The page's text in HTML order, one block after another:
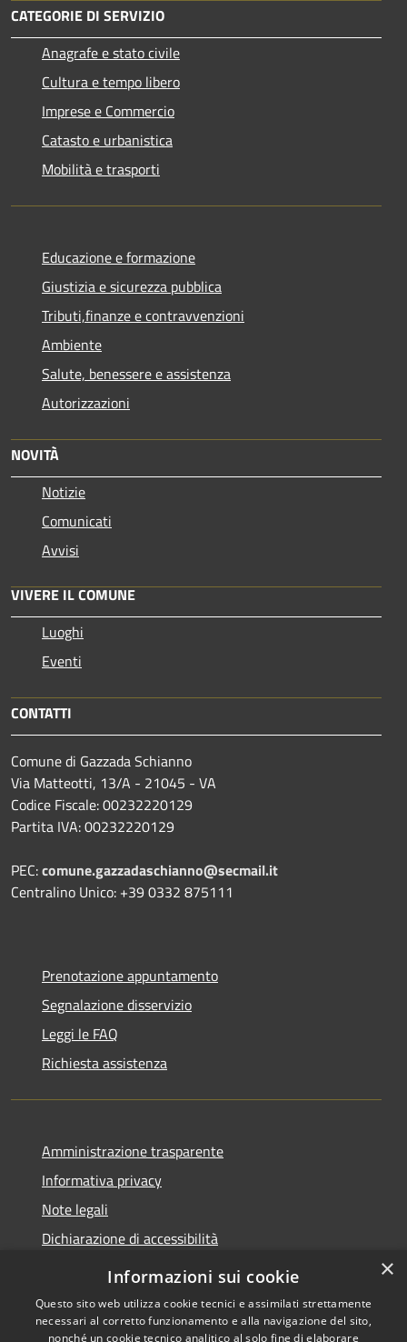
CATEGORIE DI SERVIZIO
Anagrafe e stato civile
Cultura e tempo libero
Imprese e Commercio
Catasto e urbanistica
Mobilità e trasporti
Educazione e formazione
Giustizia e sicurezza pubblica
Tributi,finanze e contravvenzioni
Ambiente
Salute, benessere e assistenza
Autorizzazioni
NOVITÀ
Notizie
Comunicati
Avvisi
VIVERE IL COMUNE
Luoghi
Eventi
CONTATTI
Comune di Gazzada Schianno
Via Matteotti, 13/A - 21045 - VA
Codice Fiscale: 00232220129
Partita IVA: 00232220129
PEC:comune.gazzadaschianno@secmail.it
Centralino Unico: +39 0332 875111
Prenotazione appuntamento
Segnalazione disservizio
Leggi le FAQ
Richiesta assistenza
Amministrazione trasparente
Informativa privacy
Note legali
Dichiarazione di accessibilità
RSS
Copyright © 2026 • Comune di
×
Informazioni sui cookie
Questo sito web utilizza cookie tecnici e assimilati strettamente
necessari al corretto funzionamento e alla navigazione del sito,
nonché un cookie tecnico analitico al solo fine di elaborare